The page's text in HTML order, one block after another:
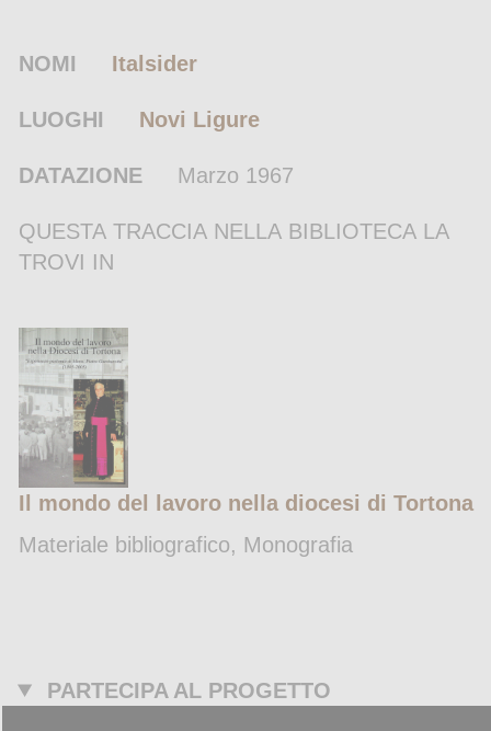
NOMI Italsider
LUOGHI Novi Ligure
DATAZIONE Marzo 1967
QUESTA TRACCIA NELLA BIBLIOTECA LA
TROVI IN
Il mondo del lavoro nella diocesi di Tortona
Materiale bibliografico, Monografia
PARTECIPA AL PROGETTO